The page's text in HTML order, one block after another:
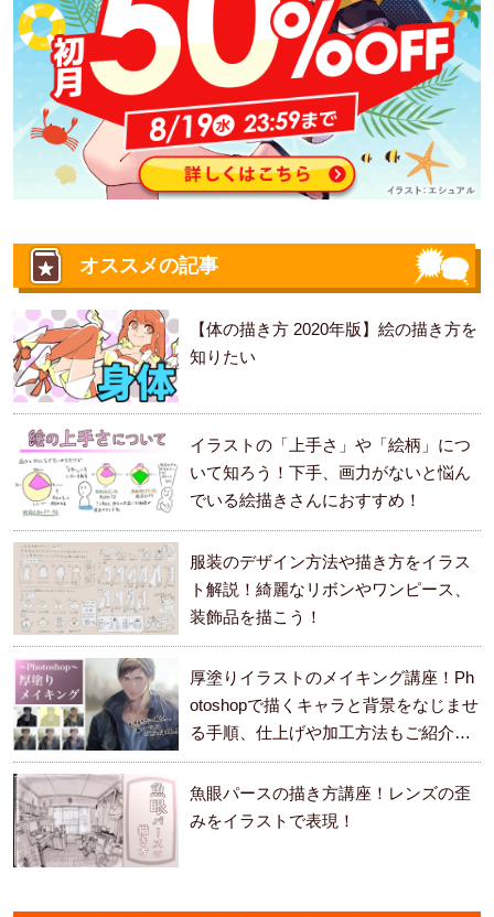
オススメの記事
【体の描き方 2020年版】絵の描き方を
知りたい
イラストの「上手さ」や「絵柄」につ
いて知ろう！下手、画力がないと悩ん
でいる絵描きさんにおすすめ！
服装のデザイン方法や描き方をイラス
ト解説！綺麗なリボンやワンピース、
装飾品を描こう！
厚塗りイラストのメイキング講座！Ph
otoshopで描くキャラと背景をなじませ
る手順、仕上げや加工方法もご紹介し
ます。
魚眼パースの描き方講座！レンズの歪
みをイラストで表現！